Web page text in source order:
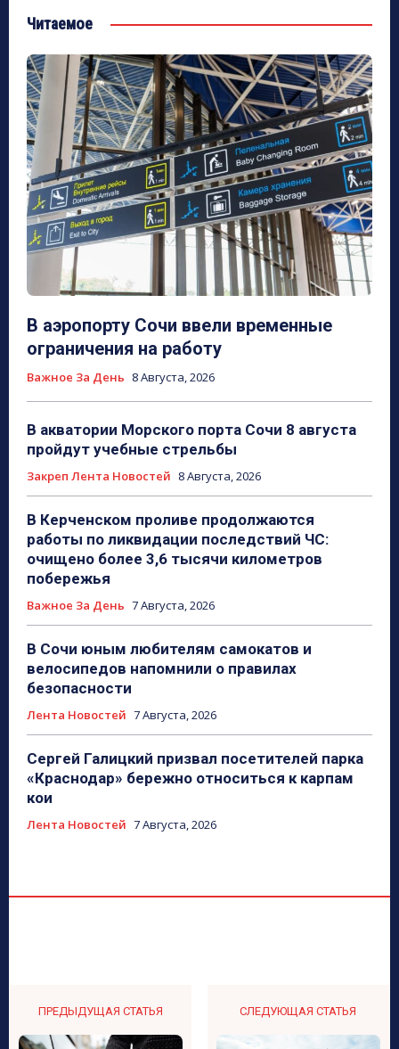
Читаемое
В аэропорту Сочи ввели временные
ограничения на работу
Важное За День 8 Августа, 2026
В акватории Морского порта Сочи 8 августа
пройдут учебные стрельбы
Закреп Лента Новостей 8 Августа, 2026
В Керченском проливе продолжаются
работы по ликвидации последствий ЧС:
очищено более 3,6 тысячи километров
побережья
Важное За День 7 Августа, 2026
В Сочи юным любителям самокатов и
велосипедов напомнили о правилах
безопасности
Лента Новостей 7 Августа, 2026
Сергей Галицкий призвал посетителей парка
«Краснодар» бережно относиться к карпам
кои
Лента Новостей 7 Августа, 2026
ПРЕДЫДУЩАЯ СТАТЬЯ СЛЕДУЮЩАЯ СТАТЬЯ